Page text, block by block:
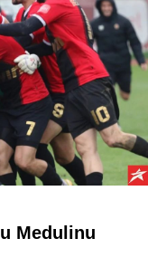
Medulinu